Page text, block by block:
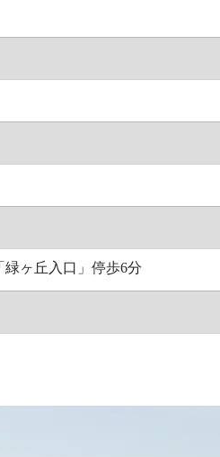
緑ヶ丘入口」停歩6分